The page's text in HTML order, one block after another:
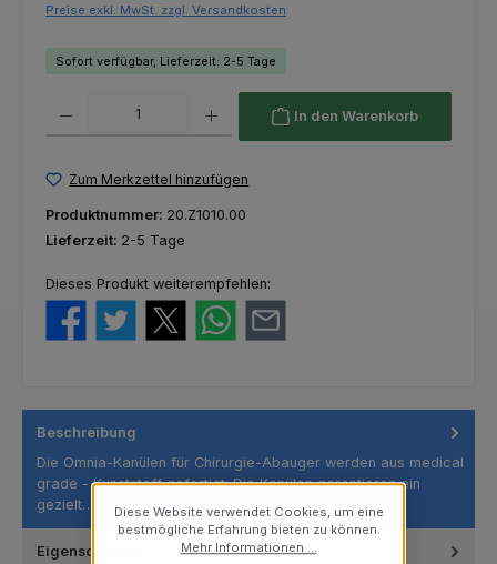
Preise exkl. MwSt. zzgl. Versandkosten
Sofort verfügbar, Lieferzeit: 2-5 Tage
In den Warenkorb
Zum Merkzettel hinzufügen
Produktnummer: 20.Z1010.00
Lieferzeit: 2-5 Tage
Dieses Produkt weiterempfehlen:
Beschreibung
Die Omnia-Kanülen für Chirurgie-Abauger werden aus medical
grade - Kunststoff gefertigt. Die Kanülen garantieren ein
gezielt…
Mehr
Eigenschaften
Diese Website verwendet Cookies, um eine
bestmögliche Erfahrung bieten zu können.
Mehr Informationen ...